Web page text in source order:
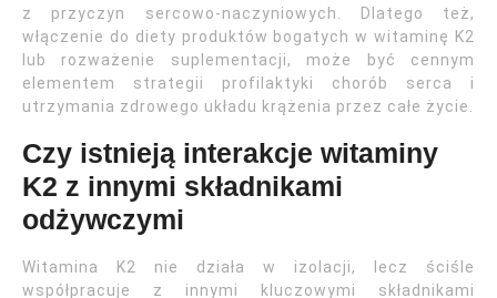
z przyczyn sercowo-naczyniowych. Dlatego też,
włączenie do diety produktów bogatych w witaminę K2
lub rozważenie suplementacji, może być cennym
elementem strategii profilaktyki chorób serca i
utrzymania zdrowego układu krążenia przez całe życie.
Czy istnieją interakcje witaminy
K2 z innymi składnikami
odżywczymi
Witamina K2 nie działa w izolacji, lecz ściśle
współpracuje z innymi kluczowymi składnikami